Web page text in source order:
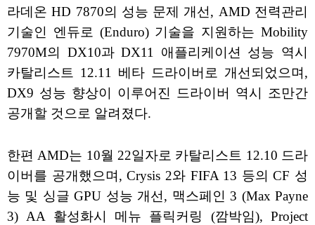
라데온 HD 7870의 성능 문제 개선, AMD 전력관리
기술인 엔듀로 (Enduro) 기술을 지원하는 Mobility
7970M의 DX10과 DX11 애플리케이션 성능 역시
카탈리스트 12.11 베타 드라이버로 개선되었으며,
DX9 성능 향상이 이루어진 드라이버 역시 조만간
공개할 것으로 알려졌다.
한편 AMD는 10월 22일자로 카탈리스트 12.10 드라
이버를 공개했으며, Crysis 2와 FIFA 13 등의 CF 성
능 및 싱글 GPU 성능 개선, 맥스페인 3 (Max Payne
3) AA 활성화시 메뉴 플릭커링 (깜박임), Project